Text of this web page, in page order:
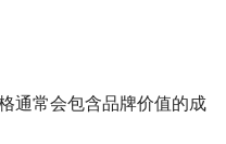
通常会包含品牌价值的成